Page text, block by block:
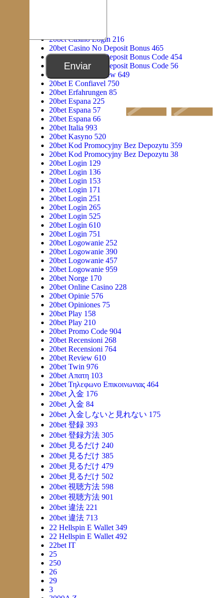
20bet Casino Login 216
20bet Casino No Deposit Bonus 465
20bet Casino No Deposit Bonus Code 454
20bet Casino No Deposit Bonus Code 56
20bet Casino Review 649
20bet E Confiavel 750
20bet Erfahrungen 85
20bet Espana 225
20bet Espana 57
20bet Espana 66
20bet Italia 993
20bet Kasyno 520
20bet Kod Promocyjny Bez Depozytu 359
20bet Kod Promocyjny Bez Depozytu 38
20bet Login 129
20bet Login 136
20bet Login 153
20bet Login 171
20bet Login 251
20bet Login 265
20bet Login 525
20bet Login 610
20bet Login 751
20bet Logowanie 252
20bet Logowanie 390
20bet Logowanie 457
20bet Logowanie 959
20bet Norge 170
20bet Online Casino 228
20bet Opinie 576
20bet Opiniones 75
20bet Play 158
20bet Play 210
20bet Promo Code 904
20bet Recensioni 268
20bet Recensioni 764
20bet Review 610
20bet Twin 976
20bet Απατη 103
20bet Τηλεφωνο Επικοινωνιας 464
20bet 入金 176
20bet 入金 84
20bet 入金しないと見れない 175
20bet 登録 393
20bet 登録方法 305
20bet 見るだけ 240
20bet 見るだけ 385
20bet 見るだけ 479
20bet 見るだけ 502
20bet 視聴方法 598
20bet 視聴方法 901
20bet 違法 221
20bet 違法 713
22 Hellspin E Wallet 349
22 Hellspin E Wallet 492
22bet IT
25
250
26
29
3